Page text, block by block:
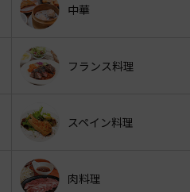
中華
フランス料理
スペイン料理
肉料理